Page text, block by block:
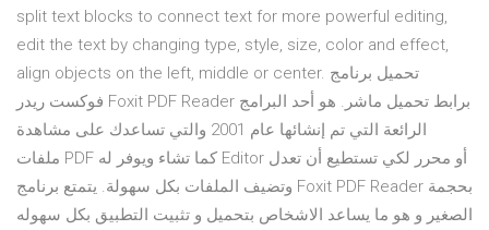
split text blocks to connect text for more powerful editing,
edit the text by changing type, style, size, color and effect,
align objects on the left, middle or center. تحميل برنامج
فوكست ريدر Foxit PDF Reader برابط تحميل ماشر. هو أحد البرامج
الرائعة التي تم إنشائها عام 2001 والتي تساعدك على مشاهدة
ملفات PDF كما تشاء ويوفر له Editor أو محرر لكي تستطيع أن تعدل
وتضيف الملفات بكل سهولة. يتمتع برنامج Foxit PDF Reader بحجمة
الصغير و هو ما يساعد الاشخاص بتحميل و تثبيت التطبيق بكل سهوله